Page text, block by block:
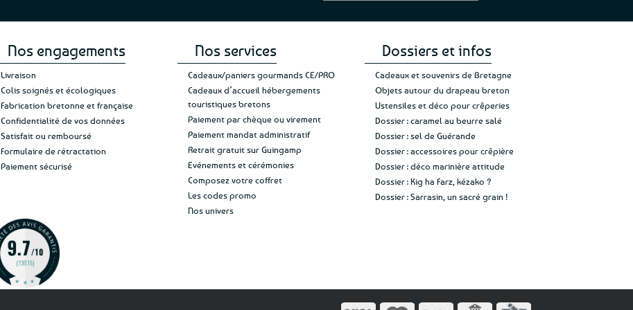
Nos engagements
Livraison
Colis soignés et écologiques
Fabrication bretonne et française
Confidentialité de vos données
Satisfait ou remboursé
Formulaire de rétractation
Paiement sécurisé
Nos services
Cadeaux/paniers gourmands CE/PRO
Cadeaux d’accueil hébergements
touristiques bretons
Paiement par chèque ou virement
Paiement mandat administratif
Retrait gratuit sur Guingamp
Evénements et cérémonies
Composez votre coffret
Les codes promo
Nos univers
Dossiers et infos
Cadeaux et souvenirs de Bretagne
Objets autour du drapeau breton
Ustensiles et déco pour crêperies
Dossier : caramel au beurre salé
Dossier : sel de Guérande
Dossier : accessoires pour crêpière
Dossier : déco marinière attitude
Dossier : Kig ha Farz, kézako ?
Dossier : Sarrasin, un sacré grain !